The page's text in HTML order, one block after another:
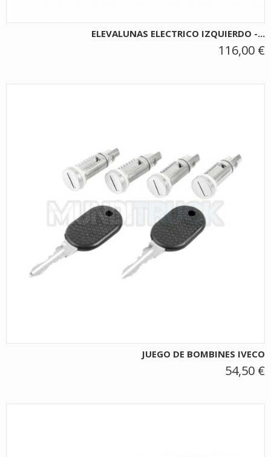
ELEVALUNAS ELECTRICO IZQUIERDO -...
116,00 €
JUEGO DE BOMBINES IVECO
54,50 €